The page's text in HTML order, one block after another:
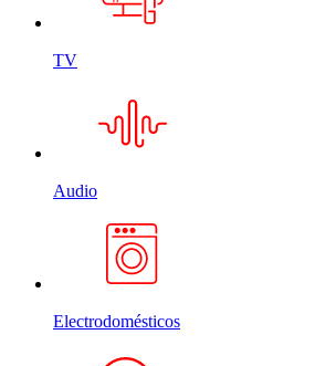
TV
Audio
Electrodomésticos